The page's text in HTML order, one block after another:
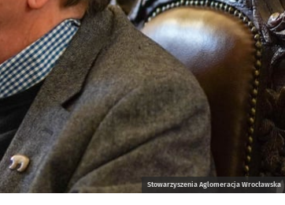
Stowarzyszenia Aglomeracja Wrocławska